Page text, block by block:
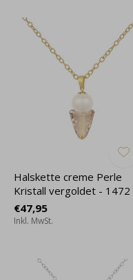
Halskette creme Perle
Kristall vergoldet - 1472
€47,95
Inkl. MwSt.